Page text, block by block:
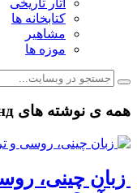
آثار تاریخی
کتابخانه ها
مشاهیر
موزه ها
همه ی نوشته های Колливанд
زبان چینی،